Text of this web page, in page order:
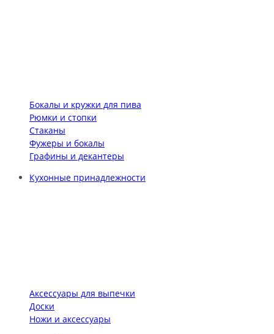
Бокалы и кружки для пива
Рюмки и стопки
Стаканы
Фужеры и бокалы
Графины и декантеры
Кухонные принадлежности
Аксессуары для выпечки
Доски
Ножи и аксессуары